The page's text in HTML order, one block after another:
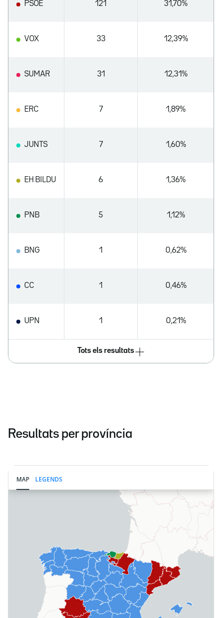
PSOE 121 31,70%
VOX 33 12,39%
SUMAR 31 12,31%
ERC 7 1,89%
JUNTS 7 1,60%
EH BILDU 6 1,36%
PNB 5 1,12%
BNG 1 0,62%
CC 1 0,46%
UPN 1 0,21%
Tots els resultats
Resultats per província